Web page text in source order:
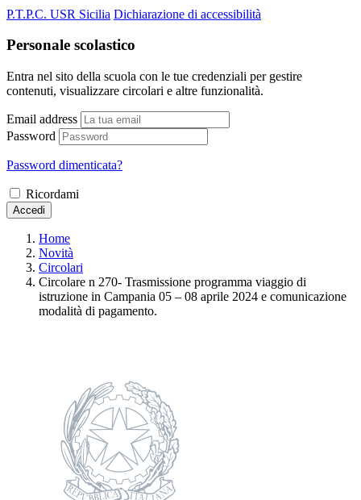
P.T.P.C. USR Sicilia Dichiarazione di accessibilità
Personale scolastico
Entra nel sito della scuola con le tue credenziali per gestire
contenuti, visualizzare circolari e altre funzionalità.
Email address
Password
Password dimenticata?
Ricordami
Accedi
Home
Novità
Circolari
Circolare n 270- Trasmissione programma viaggio di
istruzione in Campania 05 – 08 aprile 2024 e comunicazione
modalità di pagamento.